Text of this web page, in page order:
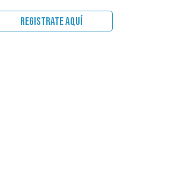
REGISTRATE AQUÍ